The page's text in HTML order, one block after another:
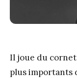
Il joue du
plus importants